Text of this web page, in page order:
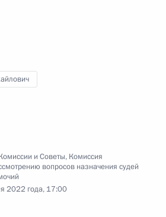
и Советы, Комиссия
вопросов назначения судей
2022 года, 17:00